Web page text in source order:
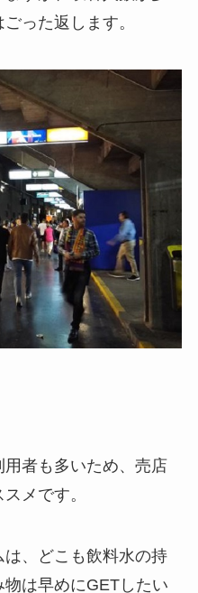
った返します。
者も多いため、売店
メです。
、どこも飲料水の持
は早めにGETしたい